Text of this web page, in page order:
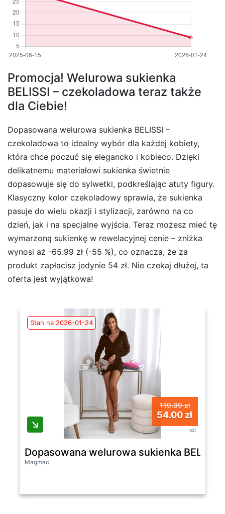
Promocja! Welurowa sukienka
BELISSI – czekoladowa teraz także
dla Ciebie!
Dopasowana welurowa sukienka BELISSI –
czekoladowa to idealny wybór dla każdej kobiety,
która chce poczuć się elegancko i kobieco. Dzięki
delikatnemu materiałowi sukienka świetnie
dopasowuje się do sylwetki, podkreślając atuty figury.
Klasyczny kolor czekoladowy sprawia, że sukienka
pasuje do wielu okazji i stylizacji, zarówno na co
dzień, jak i na specjalne wyjścia. Teraz możesz mieć tę
wymarzoną sukienkę w rewelacyjnej cenie – zniżka
wynosi aż -65.99 zł (-55 %), co oznacza, że za
produkt zapłacisz jedynie 54 zł. Nie czekaj dłużej, ta
oferta jest wyjątkowa!
Stan na 2026-01-24
119.99 zł
54.00 zł
szt
Dopasowana welurowa sukienka
Magmac